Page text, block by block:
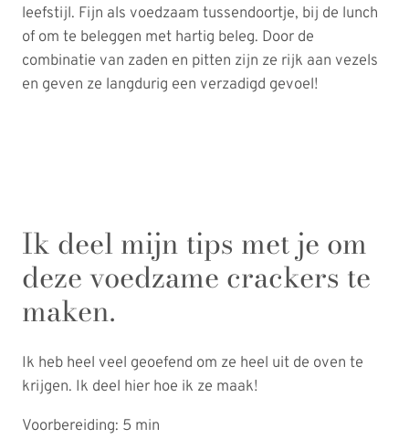
leefstijl. Fijn als voedzaam tussendoortje, bij de lunch
of om te beleggen met hartig beleg. Door de
combinatie van zaden en pitten zijn ze rijk aan vezels
en geven ze langdurig een verzadigd gevoel!
Ik deel mijn tips met je om
deze voedzame crackers te
maken.
Ik heb heel veel geoefend om ze heel uit de oven te
krijgen. Ik deel hier hoe ik ze maak!
Voorbereiding: 5 min